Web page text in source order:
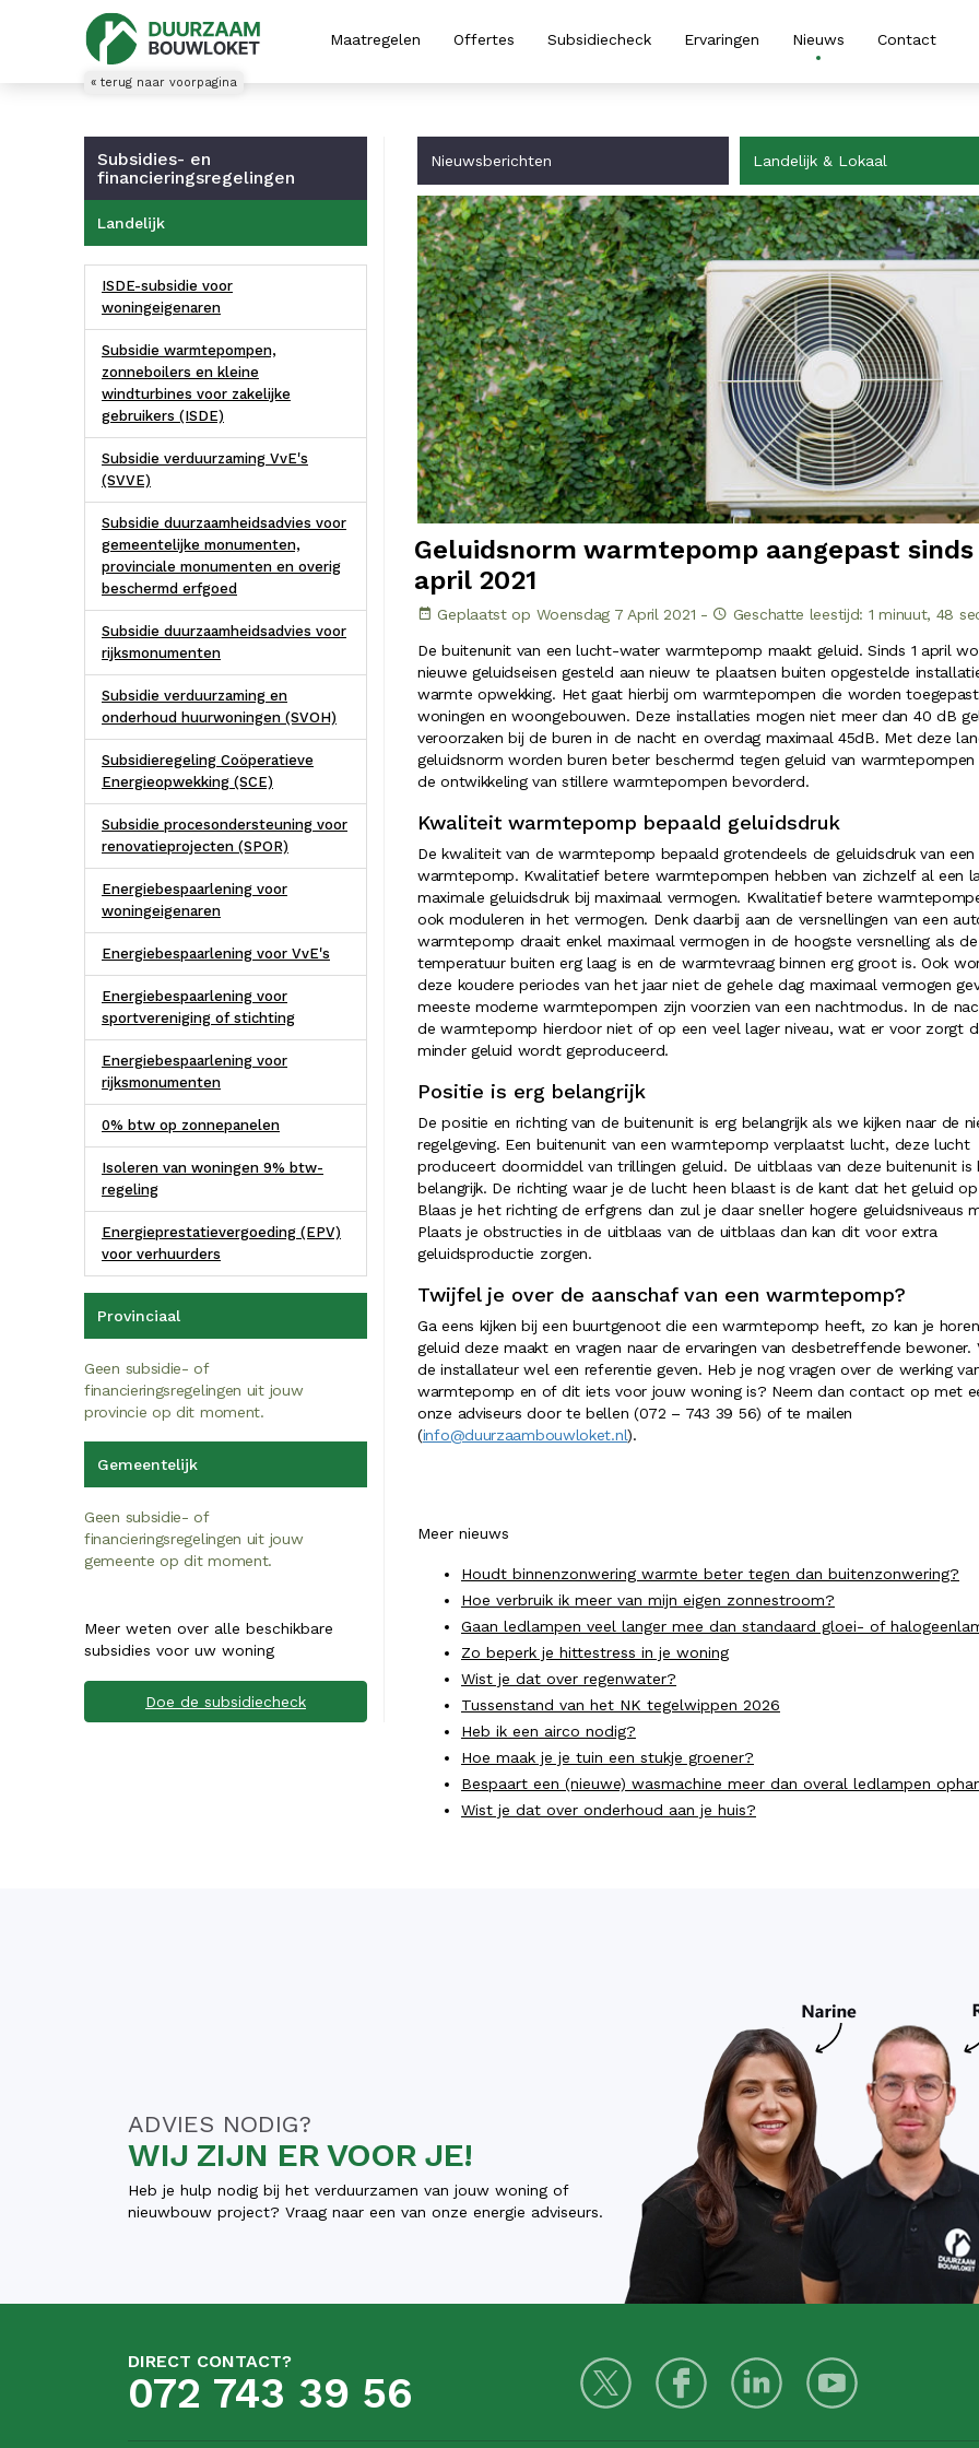
« terug naar voorpagina
Maatregelen Offertes Subsidiecheck Ervaringen Nieuws Contact
Nieuwsberichten Landelijk & Lokaal
Geluidsnorm warmtepomp aangepast sinds
april 2021
Geplaatst op Woensdag 7 April 2021 - Geschatte leestijd: 1 minuut, 48
De buitenunit van een lucht-water warmtepomp maakt geluid. Sinds 1 april
nieuwe geluidseisen gesteld aan nieuw te plaatsen buiten opgestelde
warmte opwekking. Het gaat hierbij om warmtepompen die worden
woningen en woongebouwen. Deze installaties mogen niet meer dan 40 dB
veroorzaken bij de buren in de nacht en overdag maximaal 45dB. Met deze
geluidsnorm worden buren beter beschermd tegen geluid van
de ontwikkeling van stillere warmtepompen bevorderd.
Kwaliteit warmtepomp bepaald geluidsdruk
De kwaliteit van de warmtepomp bepaald grotendeels de geluidsdruk van een
warmtepomp. Kwalitatief betere warmtepompen hebben van zichzelf al een
maximale geluidsdruk bij maximaal vermogen. Kwalitatief betere
ook moduleren in het vermogen. Denk daarbij aan de versnellingen van een
warmtepomp draait enkel maximaal vermogen in de hoogste versnelling als de
temperatuur buiten erg laag is en de warmtevraag binnen erg groot is. Ook
deze koudere periodes van het jaar niet de gehele dag maximaal vermogen
meeste moderne warmtepompen zijn voorzien van een nachtmodus. In de
de warmtepomp hierdoor niet of op een veel lager niveau, wat er voor zorgt
minder geluid wordt geproduceerd.
Positie is erg belangrijk
De positie en richting van de buitenunit is erg belangrijk als we kijken naar de
regelgeving. Een buitenunit van een warmtepomp verplaatst lucht, deze lucht
produceert doormiddel van trillingen geluid. De uitblaas van deze buitenunit is
belangrijk. De richting waar je de lucht heen blaast is de kant dat het geluid
Blaas je het richting de erfgrens dan zul je daar sneller hogere geluidsniveaus
Plaats je obstructies in de uitblaas van de uitblaas dan kan dit voor extra
geluidsproductie zorgen.
Twijfel je over de aanschaf van een warmtepomp?
Ga eens kijken bij een buurtgenoot die een warmtepomp heeft, zo kan je
geluid deze maakt en vragen naar de ervaringen van desbetreffende bewoner.
de installateur wel een referentie geven. Heb je nog vragen over de werking
warmtepomp en of dit iets voor jouw woning is? Neem dan contact op met
onze adviseurs door te bellen (072 – 743 39 56) of te mailen
(info@duurzaambouwloket.nl).
Meer nieuws
Houdt binnenzonwering warmte beter tegen dan buitenzonwering?
Hoe verbruik ik meer van mijn eigen zonnestroom?
Gaan ledlampen veel langer mee dan standaard gloei- of
Zo beperk je hittestress in je woning
Wist je dat over regenwater?
Tussenstand van het NK tegelwippen 2026
Heb ik een airco nodig?
Hoe maak je je tuin een stukje groener?
Bespaart een (nieuwe) wasmachine meer dan overal ledlampen
Wist je dat over onderhoud aan je huis?
Subsidies- en
financieringsregelingen
Landelijk
ISDE-subsidie voor
woningeigenaren
Subsidie warmtepompen,
zonneboilers en kleine
windturbines voor zakelijke
gebruikers (ISDE)
Subsidie verduurzaming VvE's
(SVVE)
Subsidie duurzaamheidsadvies voor
gemeentelijke monumenten,
provinciale monumenten en overig
beschermd erfgoed
Subsidie duurzaamheidsadvies voor
rijksmonumenten
Subsidie verduurzaming en
onderhoud huurwoningen (SVOH)
Subsidieregeling Coöperatieve
Energieopwekking (SCE)
Subsidie procesondersteuning voor
renovatieprojecten (SPOR)
Energiebespaarlening voor
woningeigenaren
Energiebespaarlening voor VvE's
Energiebespaarlening voor
sportvereniging of stichting
Energiebespaarlening voor
rijksmonumenten
0% btw op zonnepanelen
Isoleren van woningen 9% btw-
regeling
Energieprestatievergoeding (EPV)
voor verhuurders
Provinciaal
Geen subsidie- of
financieringsregelingen uit jouw
provincie op dit moment.
Gemeentelijk
Geen subsidie- of
financieringsregelingen uit jouw
gemeente op dit moment.
Meer weten over alle beschikbare
subsidies voor uw woning
Doe de subsidiecheck
ADVIES NODIG?
WIJ ZIJN ER VOOR JE!
Heb je hulp nodig bij het verduurzamen van jouw woning of
nieuwbouw project? Vraag naar een van onze energie adviseurs.
DIRECT CONTACT?
072 743 39 56